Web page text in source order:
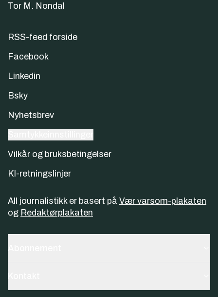
Tor M. Nondal
RSS-feed forside
Facebook
Linkedin
Bsky
Nyhetsbrev
Vilkår og bruksbetingelser
KI-retningslinjer
All journalistikk er basert på Vær varsom-plakaten
og Redaktørplakaten